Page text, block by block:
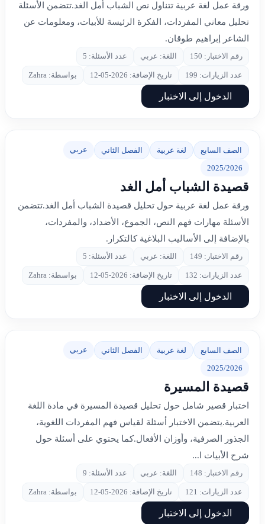
ورقة عمل لغة عربية تتناول نص الشباب أمل الغد.تتضمن الأسئلة
تحليل معاني المفردات، الفكرة الرئيسة للأبيات، ومعلومات عن
الشاعر إبراهيم طوقان.
رقم الاختبار: 150 اللغة: عربي عدد الأسئلة: 5
عدد الزيارات: 199 تاريخ الإضافة: 2026-05-12 بواسطة: Zahra
الدخول إلى الاختبار
الصف السابع لغة عربية الفصل الثاني عربي
2025/2026
قصيدة الشباب أمل الغد
ورقة عمل لغة عربية حول تحليل قصيدة الشباب أمل الغد.تتضمن
الأسئلة مهارات فهم النص، الجموع، الأضداد، والمفردات،
بالإضافة إلى الأساليب البلاغية كالتكرار.
رقم الاختبار: 149 اللغة: عربي عدد الأسئلة: 5
عدد الزيارات: 132 تاريخ الإضافة: 2026-05-12 بواسطة: Zahra
الدخول إلى الاختبار
الصف السابع لغة عربية الفصل الثاني عربي
2025/2026
قصيدة المسيرة
اختبار قصير شامل حول تحليل قصيدة المسيرة في مادة اللغة
العربية.يتضمن الاختبار أسئلة لقياس فهم المفردات اللغوية،
الجذور الصرفية، وأوزان الأفعال.كما يحتوي على أسئلة حول
شرح الأبيات ا...
رقم الاختبار: 148 اللغة: عربي عدد الأسئلة: 9
عدد الزيارات: 121 تاريخ الإضافة: 2026-05-12 بواسطة: Zahra
الدخول إلى الاختبار